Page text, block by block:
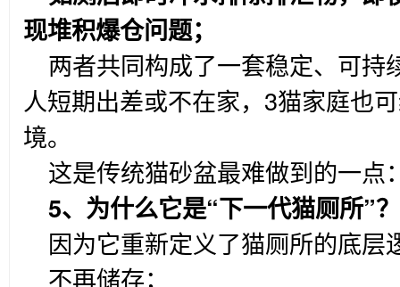
现堆积爆仓问题；
两者共同构成了一套稳定、可持
人短期出差或不在家，3猫家庭也
境。
这是传统猫砂盆最难做到的一点
5、为什么它是“下一代猫厕所”？
因为它重新定义了猫厕所的底层
不再储存；